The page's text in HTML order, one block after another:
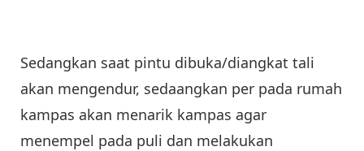
Sedangkan saat pintu dibuka/diangkat tali
akan mengendur, sedaangkan per pada rumah
kampas akan menarik kampas agar
menempel pada puli dan melakukan